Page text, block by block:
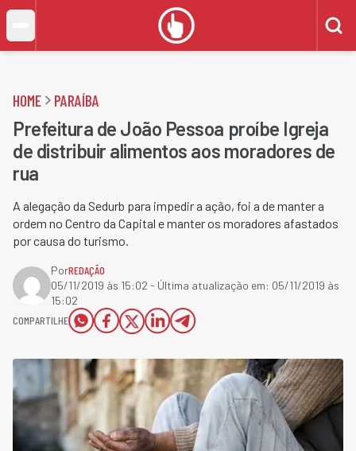
HOME PARAÍBA
Prefeitura de João Pessoa proíbe Igreja
de distribuir alimentos aos moradores de
rua
A alegação da Sedurb para impedir a ação, foi a de manter a
ordem no Centro da Capital e manter os moradores afastados
por causa do turismo.​
PorREDAÇÃO
05/11/2019 às 15:02 - Última atualização em: 05/11/2019 às
15:02
COMPARTILHE